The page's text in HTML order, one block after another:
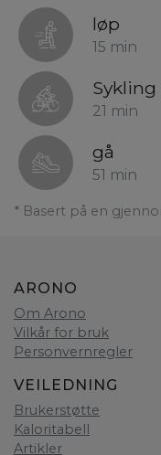
løp
15 min
Sykling
21 min
gå
51 min
* Basert på en
ARONO
Om Arono
Vilkår for bruk
Personvernregler
VEILEDNING
Brukerstøtte
Kaloritabell
Artikler